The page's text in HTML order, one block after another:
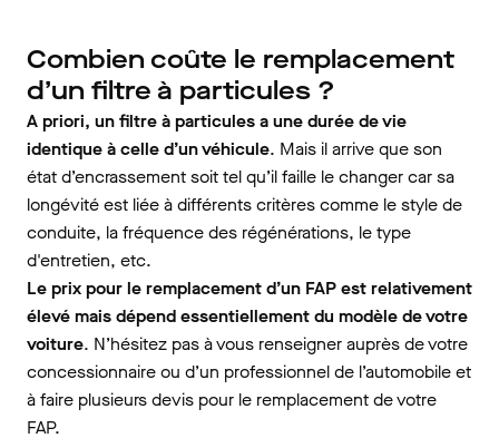
Combien coûte le remplacement
d’un filtre à particules ?
A priori, un filtre à particules a une durée de vie
identique à celle d’un véhicule. Mais il arrive que son
état d’encrassement soit tel qu’il faille le changer car sa
longévité est liée à différents critères comme le style de
conduite, la fréquence des régénérations, le type
d'entretien, etc.
Le prix pour le remplacement d’un FAP est relativement
élevé mais dépend essentiellement du modèle de votre
voiture. N’hésitez pas à vous renseigner auprès de votre
concessionnaire ou d’un professionnel de l’automobile et
à faire plusieurs devis pour le remplacement de votre
FAP.